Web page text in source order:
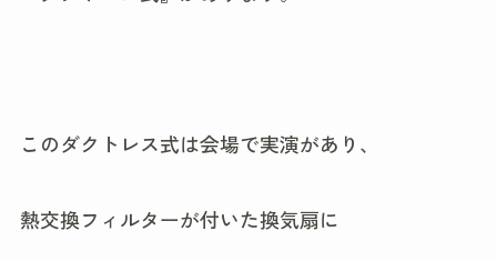
このダクトレス式は会場で実演があり、
熱交換フィルターが付いた換気扇に